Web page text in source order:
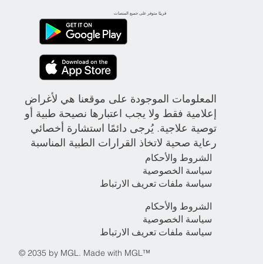
قريبًا متوفر على جميع المنصات
المعلومات الموجودة على موقعنا هي لأغراض
إعلامية فقط ولا يجب اعتبارها نصيحة طبية أو
توصية علاجية. يُرجى دائمًا استشارة أخصائي
رعاية صحية لاتخاذ القرارات الطبية المناسبة
الشروط والأحكام
سياسة الخصوصية
سياسة ملفات تعريف الارتباط
الشروط والأحكام
سياسة الخصوصية
سياسة ملفات تعريف الارتباط
© 2035 by MGL. Made with MGL™